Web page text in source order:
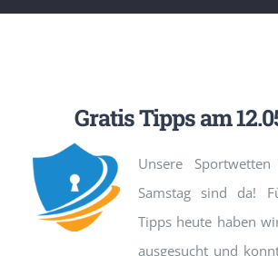
Gratis Tipps am
Unsere
Samstag sind da!
Tipps heute haben
ausgesucht und